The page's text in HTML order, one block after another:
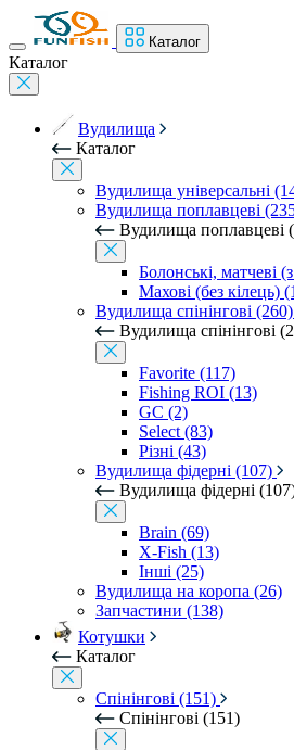
Каталог
Каталог
Вудилища
Каталог
Вудилища універсальні
Вудилища поплавцеві
Вудилища поплавцеві
Болонські, матчеві
Махові (без кілець)
Вудилища спінінгові (260)
Вудилища спінінгові
Favorite (117)
Fishing ROI (13)
GC (2)
Select (83)
Різні (43)
Вудилища фідерні (107)
Вудилища фідерні
Brain (69)
X-Fish (13)
Інші (25)
Вудилища на коропа (26)
Запчастини (138)
Котушки
Каталог
Спінінгові (151)
Спінінгові (151)